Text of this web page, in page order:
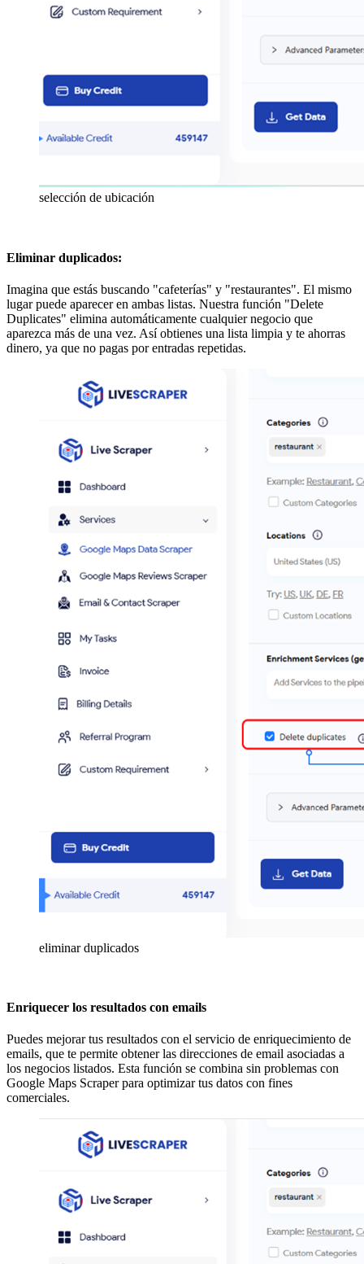
selección de ubicación
Eliminar duplicados:
Imagina que estás buscando "cafeterías" y "restaurantes". El mismo
lugar puede aparecer en ambas listas. Nuestra función "Delete
Duplicates" elimina automáticamente cualquier negocio que
aparezca más de una vez. Así obtienes una lista limpia y te ahorras
dinero, ya que no pagas por entradas repetidas.
eliminar duplicados
Enriquecer los resultados con emails
Puedes mejorar tus resultados con el servicio de enriquecimiento de
emails, que te permite obtener las direcciones de email asociadas a
los negocios listados. Esta función se combina sin problemas con
Google Maps Scraper para optimizar tus datos con fines
comerciales.